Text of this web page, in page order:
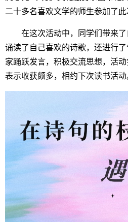
二十多名喜欢文学的师生参加了此
在这次活动中，同学们带来了
诵读了自己喜欢的诗歌，还进行了
家踊跃发言，积极交流思想， 活
表示收获颇多，相约下次读书活动